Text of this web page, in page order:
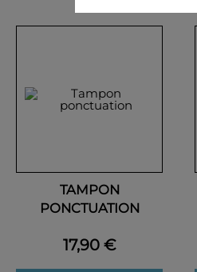
TAMPON
PONCTUATION
17,90 €